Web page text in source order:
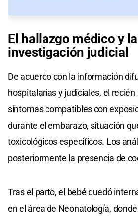
El hallazgo médico y la
investigación judicial
De acuerdo con la información
hospitalarias y judiciales, el
síntomas compatibles con
durante el embarazo, situación
toxicológicos específicos. Los
posteriormente la presencia de
Tras el parto, el bebé quedó
en el área de Neonatología,